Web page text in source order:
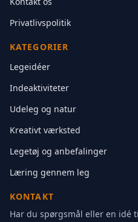
Privatlivspolitik
KATEGORIER
Legeidéer
Indeaktiviteter
Udeleg og natur
Kreativt værksted
Legetøj og anbefalinger
Læring gennem leg
KONTAKT
Har du spørgsmål eller en idé